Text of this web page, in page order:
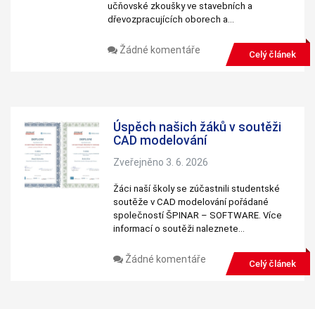
učňovské zkoušky ve stavebních a
dřevozpracujících oborech a…
Žádné komentáře Celý článek
Úspěch našich žáků v soutěži
CAD modelování
Zveřejněno 3. 6. 2026
Žáci naší školy se zúčastnili studentské
soutěže v CAD modelování pořádané
společností ŠPINAR – SOFTWARE. Více
informací o soutěži naleznete…
Žádné komentáře Celý článek